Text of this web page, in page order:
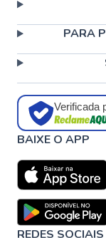
PARA
Verificada
BAIXE O APP
REDES SOCIAIS